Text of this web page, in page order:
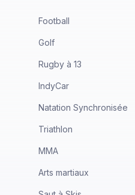
Football
Golf
Rugby à 13
IndyCar
Natation Synchronisée
Triathlon
MMA
Arts martiaux